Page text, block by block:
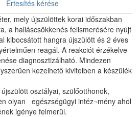
Értesítés kérése
mely újszülöttek korai időszakban
a halláscsökkenés felismerésére nyújt
kibocsátott hangra újszülött és 2 éves
reagál. A reakciót érzékelve
diagnosztizálható. Mindezen
kezelhető kivitelben a készülék
osztályai, szülőotthonok,
olyan egészségügyi intéz¬mény ahol
igénye felmerül.